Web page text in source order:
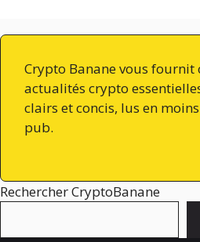
Crypto Banane vous fournit
actualités crypto
clairs et concis, lus en
pub.
Rechercher CryptoBanane